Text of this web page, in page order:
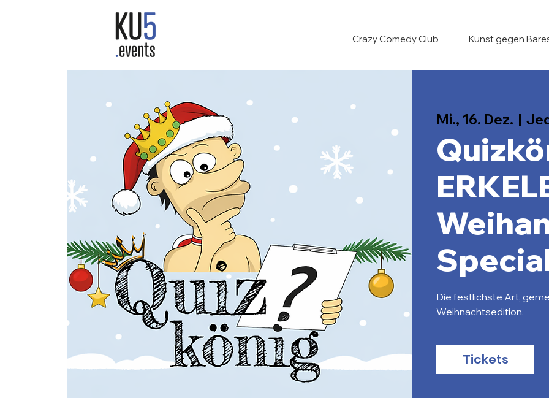
Crazy Comedy Club Kunst gegen
Mi., 16. Dez.
  |
Die festlichste Art,
Weihnachtsedition.
Tickets